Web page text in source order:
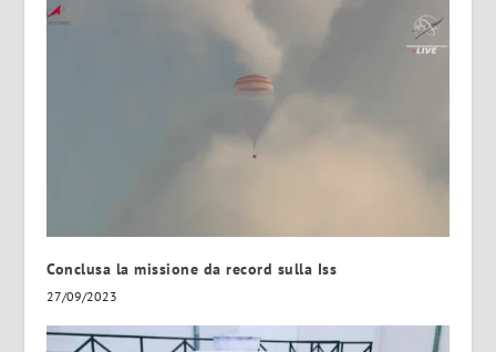
Conclusa la missione da record sulla Iss
27/09/2023